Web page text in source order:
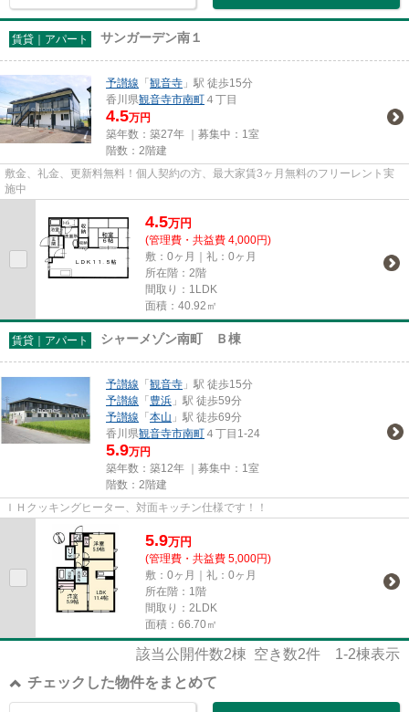
賃貸｜アパート サンガーデン南１
予讃線 「 観音寺 」駅 徒歩15分
香川県観音寺市南町 ４丁目
4.5万円
築年数：築27年 ｜募集中： 1室
階数：2階建
敷金、礼金、更新料無料！個人契約の方、最大家賃3ヶ月無料のフリーレント実
施中
4.5万円
(管理費・共益費 4,000円)
敷：0ヶ月｜礼：0ヶ月
所在階：2階
間取り：1LDK
面積：40.92㎡
賃貸｜アパート シャーメゾン南町 Ｂ棟
予讃線 「 観音寺 」駅 徒歩15分
予讃線 「 豊浜 」駅 徒歩59分
予讃線 「 本山 」駅 徒歩69分
香川県観音寺市南町 ４丁目1-24
5.9万円
築年数：築12年 ｜募集中： 1室
階数：2階建
ＩＨクッキングヒーター、対面キッチン仕様です！！
5.9万円
(管理費・共益費 5,000円)
敷：0ヶ月｜礼：0ヶ月
所在階：1階
間取り：2LDK
面積：66.70㎡
該当公開件数2棟 空き数2件 1-2棟表示
チェックした物件をまとめて